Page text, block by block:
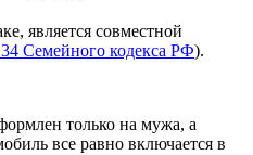
является совместной
34 Семейного кодекса РФ).
только на мужа, а
все равно включается в